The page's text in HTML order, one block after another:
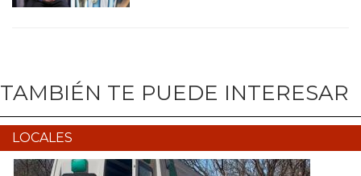
TAMBIÉN TE PUEDE INTERESAR
LOCALES